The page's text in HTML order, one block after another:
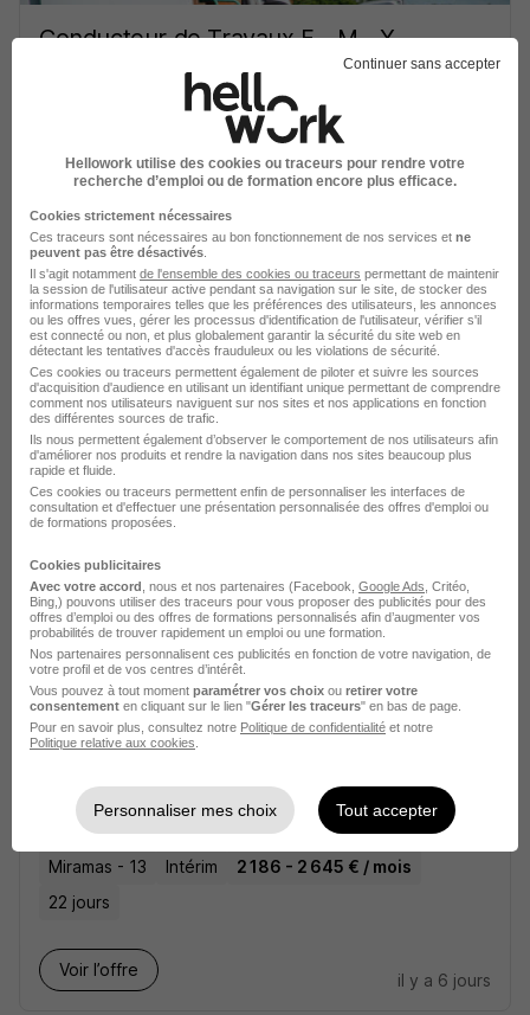
Conducteur de Travaux F - M - X -
Super recruteur
35 000 - 43 800 € / an
Voir l’offre
Conducteur SPL H/F
Manpower France
Miramas - 13 Intérim
12,31 € / heure
Début le 24 août
Voir l’offre
il y a 4 jours
Conducteurs SPL H/F
Gojob
Miramas - 13 Intérim
2 186 - 2 645 € / mois
22 jours
Voir l’offre
il y a 6 jours
Continuer sans accepter
Hellowork utilise des cookies ou traceurs pour rendre votre
recherche d’emploi ou de formation encore plus efficace.
Cookies strictement nécessaires
Ces traceurs sont nécessaires au bon fonctionnement de nos services et ne
peuvent pas être désactivés
Il s'agit notamment de l'ensemble des cookies ou traceurs permettant de maintenir
la session de l'utilisateur active pendant sa navigation sur le site, de stocker des
informations temporaires telles que les préférences des utilisateurs, les annonces
ou les offres vues, gérer les processus d'identification de l'utilisateur, vérifier s'il
est connecté ou non, et plus globalement garantir la sécurité du site web en
détectant les tentatives d'accès frauduleux ou les violations de sécurité.
Ces cookies ou traceurs permettent également de piloter et suivre les sources
d'acquisition d'audience en utilisant un identifiant unique permettant de comprendre
comment nos utilisateurs naviguent sur nos sites et nos applications en fonction
des différentes sources de trafic.
Ils nous permettent également d’observer le comportement de nos utilisateurs afin
d'améliorer nos produits et rendre la navigation dans nos sites beaucoup plus
rapide et fluide.
Ces cookies ou traceurs permettent enfin de personnaliser les interfaces de
consultation et d'effectuer une présentation personnalisée des offres d'emploi ou
de formations proposées.
Cookies publicitaires
Avec votre accord , nous et nos partenaires (Facebook, Google Ads , Critéo,
Bing,) pouvons utiliser des traceurs pour vous proposer des publicités pour des
offres d’emploi ou des offres de formations personnalisés afin d’augmenter vos
probabilités de trouver rapidement un emploi ou une formation.
Nos partenaires personnalisent ces publicités en fonction de votre navigation, de
votre profil et de vos centres d’intérêt.
Vous pouvez à tout moment paramétrer vos choix ou retirer votre
consentement en cliquant sur le lien "Gérer les traceurs" en bas de page.
Pour en savoir plus, consultez notre Politique de confidentialité et notre
Politique relative aux cookies
Personnaliser mes choix Tout accepter